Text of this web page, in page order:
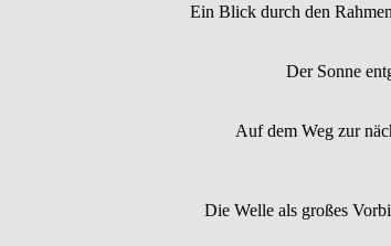
Ein Blick durch den
Der Sonne
Auf dem Weg zur
Die Welle als großes